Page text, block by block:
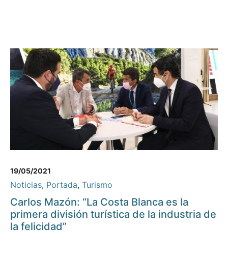
19/05/2021
Noticias, Portada, Turismo
Carlos Mazón: “La Costa Blanca es la
primera división turística de la industria de
la felicidad”